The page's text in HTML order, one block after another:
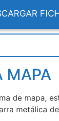
MAPA
de mapa,
metálica